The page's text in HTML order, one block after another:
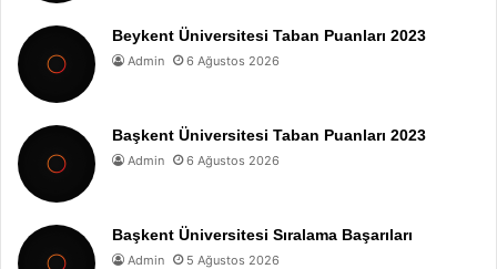
Beykent Üniversitesi Taban Puanları 2023
Admin 6 Ağustos 2026
Başkent Üniversitesi Taban Puanları 2023
Admin 6 Ağustos 2026
Başkent Üniversitesi Sıralama Başarıları
Admin 5 Ağustos 2026